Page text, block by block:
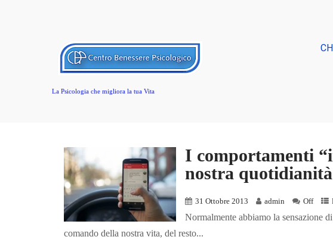
La Psicologia che migliora la tua Vita
I comportamenti
nostra quotidianità
31 Ottobre 2013 admin Off
Normalmente abbiamo la sensazione
comando della nostra vita, del resto...